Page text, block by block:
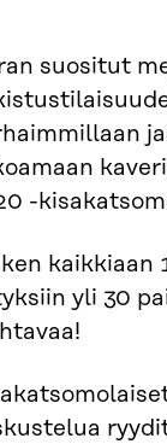
suositut
-
kaikkiaan
yli 30